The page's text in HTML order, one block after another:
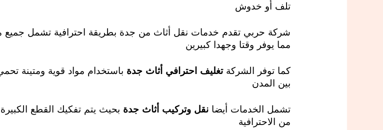
تلف أو خدوش
شركة حربي تقدم خدمات نقل أثاث من جدة بطريقة احترافية تشمل جميع
مما يوفر وقتا وجهدا كبيرين
كما توفر الشركةتغليف احترافي أثاث جدة باستخدام مواد قوية ومتينة
بين المدن
تشمل الخدمات أيضانقل وتركيب أثاث جدة بحيث يتم تفكيك القطع
من الاحترافية